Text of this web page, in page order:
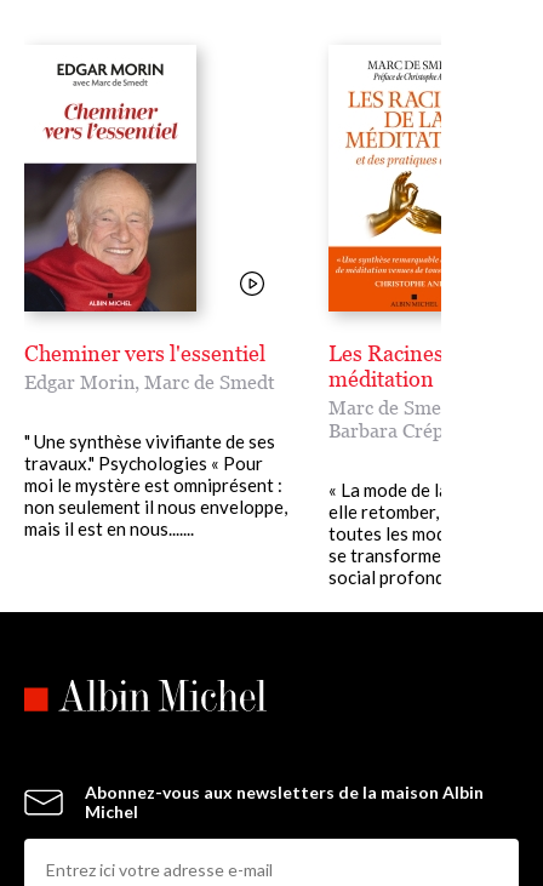
Cheminer vers l'essentiel
Edgar Morin, Marc de Smedt
" Une synthèse vivifiante de ses
travaux." Psychologies « Pour
moi le mystère est omniprésent :
non seulement il nous enveloppe,
mais il est en nous.......
Les Racines de la
méditation
Marc de Smedt
Barbara Crépon
« La mode de la
elle retomber, comme le
toutes les modes ? Ou va-
se transformer en un
social profond et
Abonnez-vous aux newsletters de la maison Albin
Michel